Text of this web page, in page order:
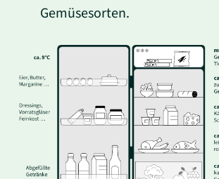
Gemüsesorten.